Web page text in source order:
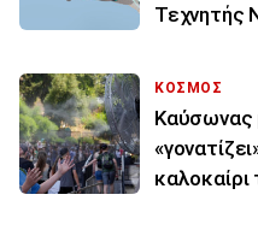
Τεχνητής
ΚΟΣΜΟΣ
Καύσωνας